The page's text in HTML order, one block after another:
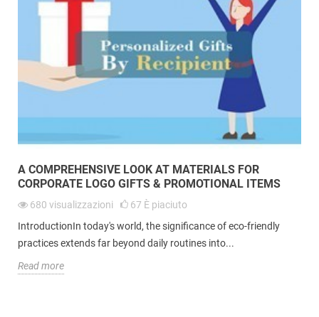
A COMPREHENSIVE LOOK AT MATERIALS FOR
CORPORATE LOGO GIFTS & PROMOTIONAL ITEMS
680 visualizzazioni 67 È piaciuto
IntroductionIn today's world, the significance of eco-friendly
practices extends far beyond daily routines into...
Read more